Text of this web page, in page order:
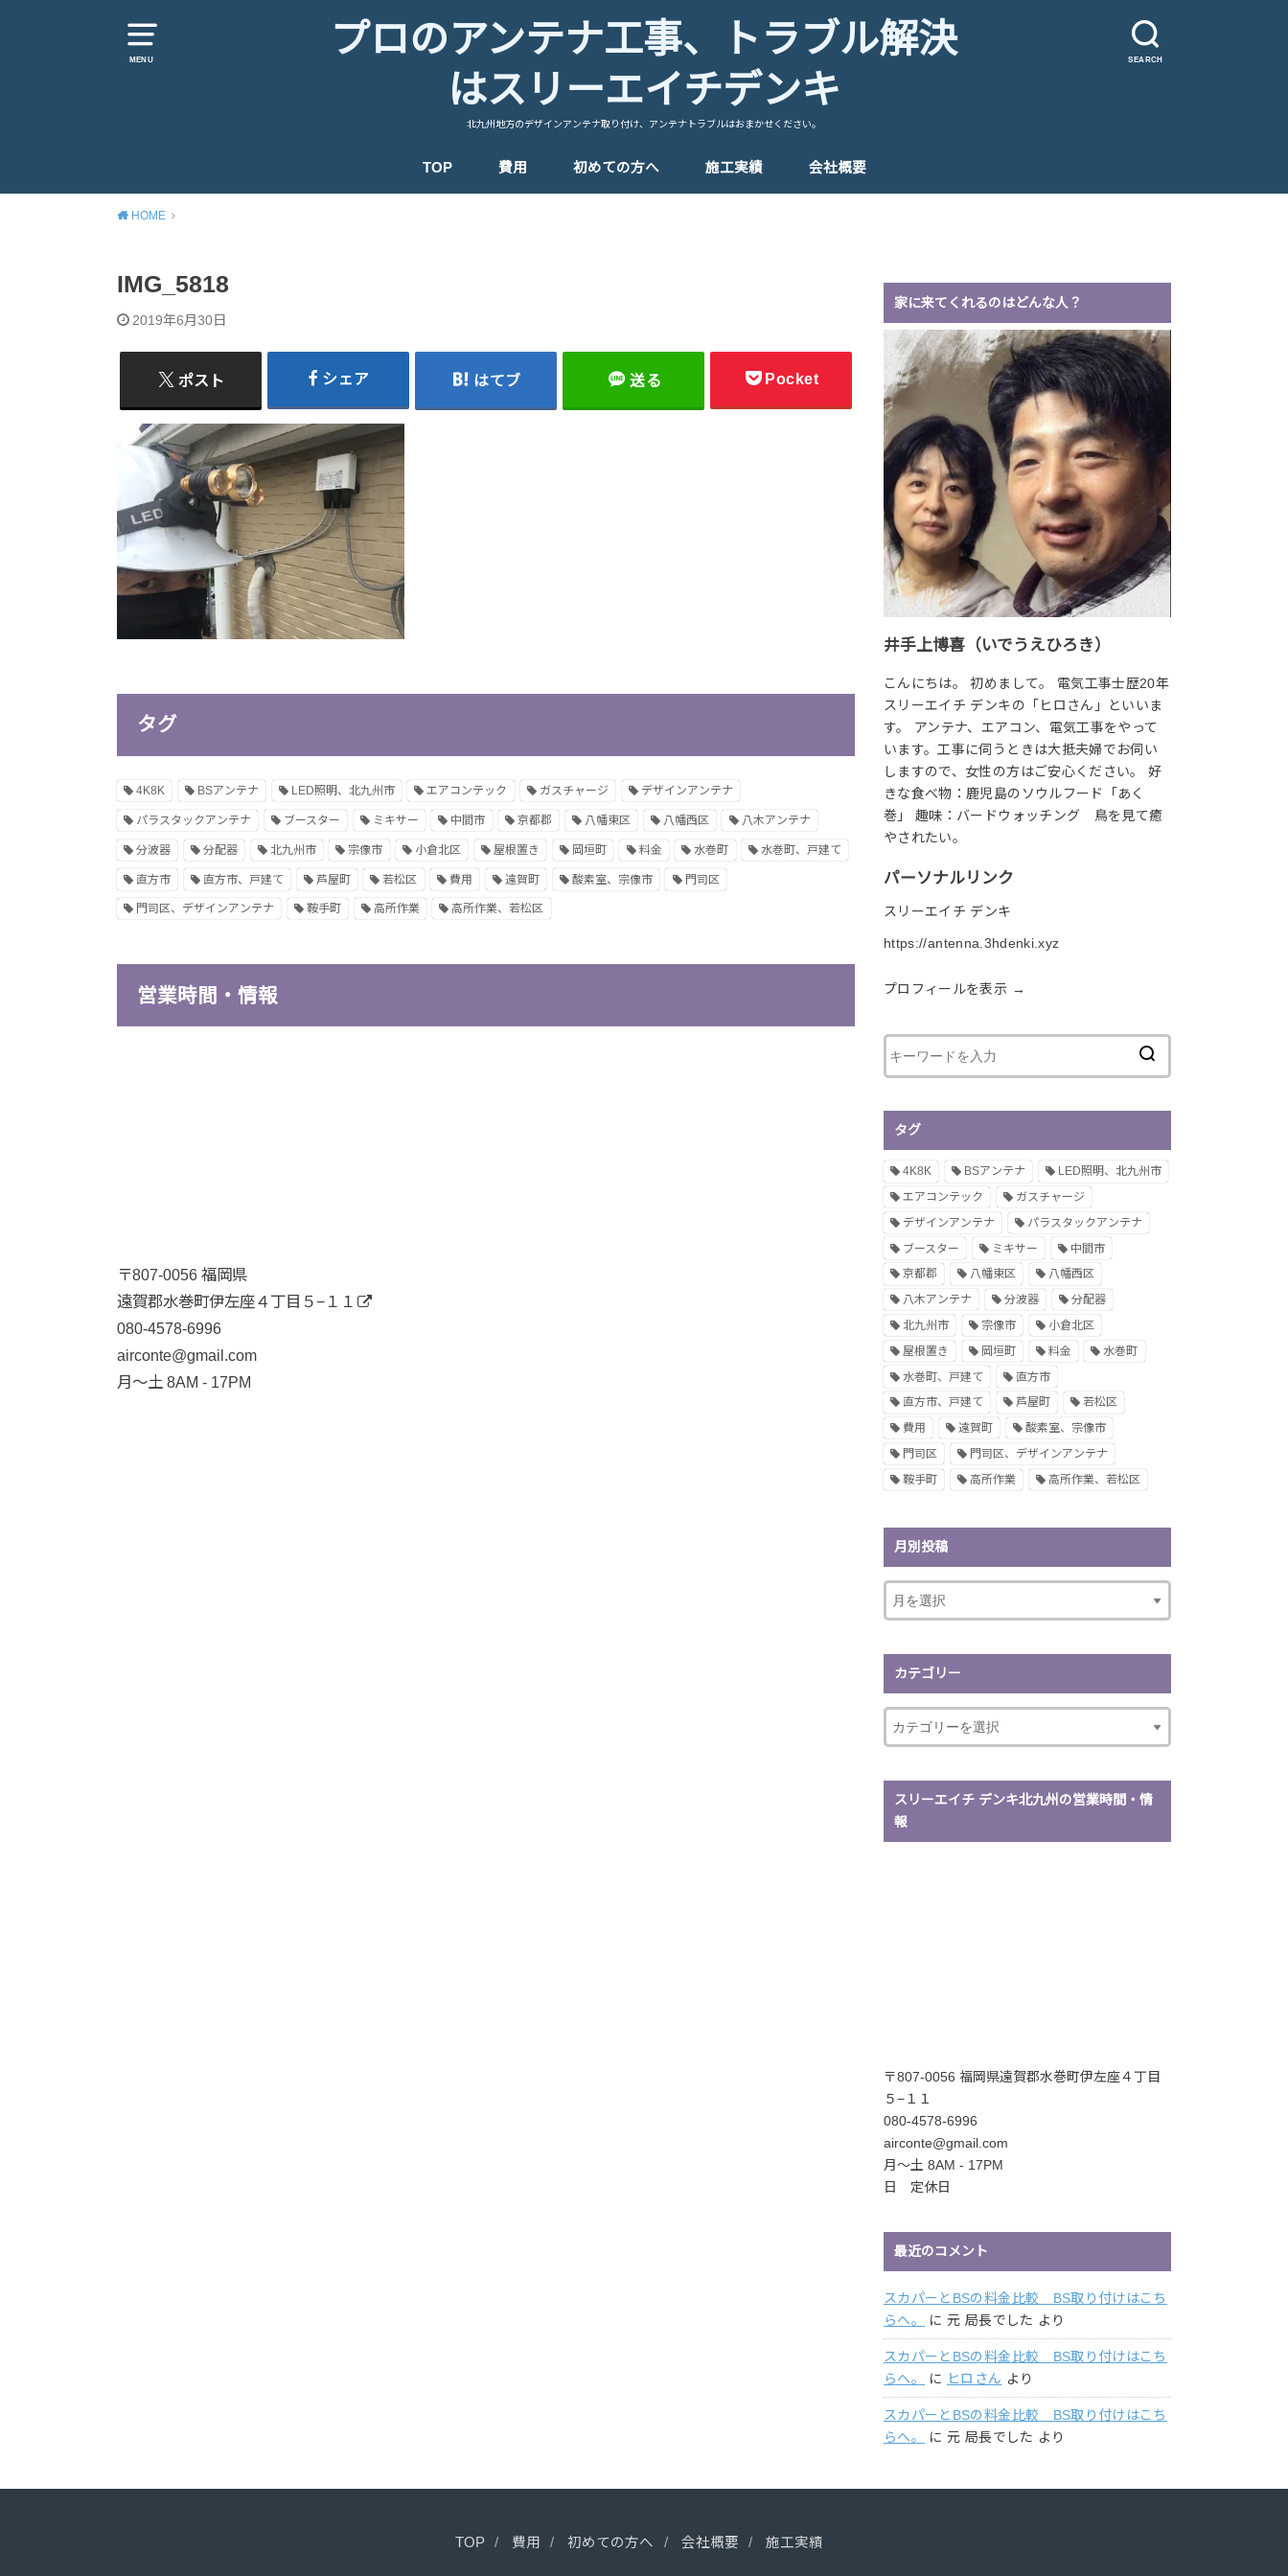
MENU SEARCH
プロのアンテナ工事、トラブル解決
はスリーエイチデンキ
北九州地方のデザインアンテナ取り付け、アンテナトラブルはおまかせください。
TOP 費用 初めての方へ 施工実績 会社概要
HOME
IMG_5818
2019年6月30日
ポスト シェア はてブ 送る Pocket
タグ
4K8K BSアンテナ LED照明、北九州市 エアコンテック ガスチャージ デザインアンテナ
パラスタックアンテナ ブースター ミキサー 中間市 京都郡 八幡東区 八幡西区 八木アンテナ
分波器 分配器 北九州市 宗像市 小倉北区 屋根置き 岡垣町 料金 水巻町 水巻町、戸建て
直方市 直方市、戸建て 芦屋町 若松区 費用 遠賀町 酸素室、宗像市 門司区
門司区、デザインアンテナ 鞍手町 高所作業 高所作業、若松区
営業時間・情報
〒807-0056 福岡県
遠賀郡水巻町伊左座４丁目５−１１
080-4578-6996
airconte@gmail.com
月〜土 8AM - 17PM
家に来てくれるのはどんな人？
井手上博喜（いでうえひろき）
こんにちは。 初めまして。 電気工事士歴20年
スリーエイチ デンキの「ヒロさん」といいま
す。 アンテナ、エアコン、電気工事をやって
います。工事に伺うときは大抵夫婦でお伺い
しますので、女性の方はご安心ください。 好
きな食べ物：鹿児島のソウルフード「あく
巻」 趣味：バードウォッチング 鳥を見て癒
やされたい。
パーソナルリンク
スリーエイチ デンキ
https://antenna.3hdenki.xyz
プロフィールを表示 →
タグ
4K8K BSアンテナ
LED照明、北九州市
エアコンテック
ガスチャージ
デザインアンテナ
パラスタックアンテナ
ブースター
ミキサー
中間市
京都郡
八幡東区
八幡西区
八木アンテナ
分波器
分配器
北九州市
宗像市
小倉北区
屋根置き
岡垣町 料金
水巻町
水巻町、戸建て
直方市
直方市、戸建て
芦屋町
若松区
費用
遠賀町
酸素室、宗像市
門司区
門司区、デザインアンテナ
鞍手町
高所作業 高所作業、若松区
月別投稿
カテゴリー
スリーエイチ デンキ北九州の営業時間・情
報
〒807-0056 福岡県遠賀郡水巻町伊左座４丁目
５−１１
080-4578-6996
airconte@gmail.com
月〜土 8AM - 17PM
日 定休日
最近のコメント
スカパーとBSの料金比較 BS取り付けはこち
らへ。
に元 局長でした より
スカパーとBSの料金比較 BS取り付けはこち
らへ。
に ヒロさん より
スカパーとBSの料金比較 BS取り付けはこち
らへ。
に元 局長でした より
TOP 費用 初めての方へ 会社概要 施工実績